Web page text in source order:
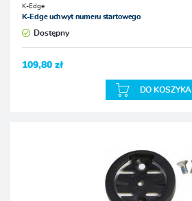
K-Edge
K-Edge uchwyt numeru startowego
Dostępny
109,80 zł
DO KOSZYKA